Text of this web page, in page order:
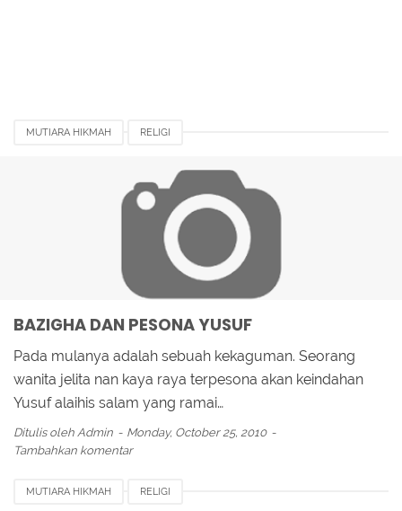
MUTIARA HIKMAH RELIGI
BAZIGHA DAN PESONA YUSUF
Pada mulanya adalah sebuah kekaguman. Seorang
wanita jelita nan kaya raya terpesona akan keindahan
Yusuf alaihis salam yang ramai…
Ditulis oleh Admin
Monday, October 25, 2010
Tambahkan komentar
MUTIARA HIKMAH RELIGI